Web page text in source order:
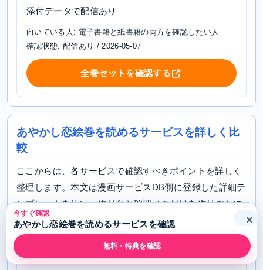
添付データで配信あり
向いている人: 電子書籍と紙書籍の両方を確認したい人
確認状態: 配信あり / 2026-05-07
全巻セットを確認する
あやかし恋絵巻を読めるサービスを詳しく比
較
ここからは、各サービスで確認すべきポイントを詳しく
整理します。本文は漫画サービスDB側に登録した詳細テ
ンプレートを使い、作品名と確認メモだけを作品ごとに
差し替えています。
今すぐ確認
あやかし恋絵巻を読めるサービスを確認
無料・特典を確認
×